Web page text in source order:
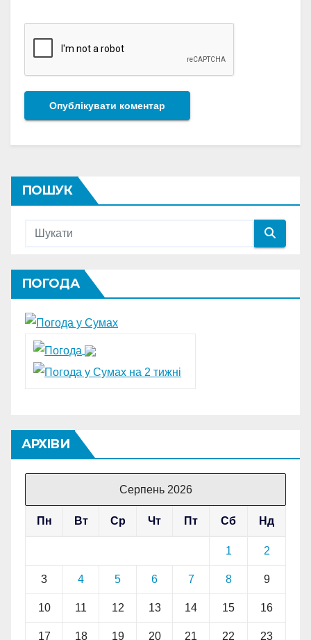
ПОШУК
ПОГОДА
АРХІВИ
Серпень 2026
Пн Вт Ср Чт Пт Сб Нд
1 2
3 4 5 6 7 8 9
10 11 12 13 14 15 16
17 18 19 20 21 22 23